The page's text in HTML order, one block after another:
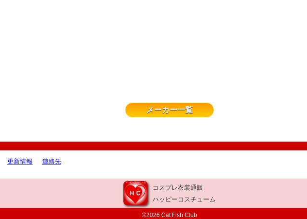
メーカー一覧
更新情報 連絡先
コスプレ衣装通販
ハッピーコスチューム
©2026 Cat Fish Club